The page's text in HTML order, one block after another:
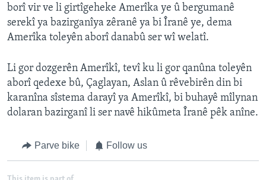
borî vir ve li girtîgeheke Amerîka ye û bergumanê
serekî ya bazirganîya zêranê ya bi Îranê ye, dema
Amerîka toleyên aborî danabû ser wî welatî.
Li gor dozgerên Amerîkî, tevî ku li gor qanûna toleyên
aborî qedexe bû, Çaglayan, Aslan û rêvebirên din bi
karanîna sîstema darayî ya Amerîkî, bi buhayê mîlynan
dolaran bazirganî li ser navê hikûmeta Îranê pêk anîne.
Parve bike Follow us